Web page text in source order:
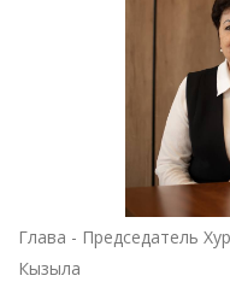
Глава - Председатель
Кызыла